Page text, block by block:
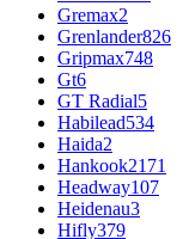
Gremax2
Grenlander826
Gripmax748
Gt6
GT Radial5
Habilead534
Haida2
Hankook2171
Headway107
Heidenau3
Hifly379